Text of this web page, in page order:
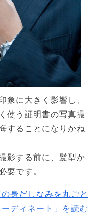
象に大きく影響し、
使う証明書の写真撮
することになりかね
影する前に、髪型か
要です。
身だしなみを丸ごと
ーディネート」を読む